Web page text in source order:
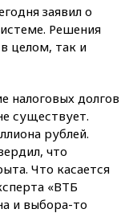
заявил о
Решения
целом, так и
налоговых долгов
существует.
рублей.
что
Что касается
«ВТБ
и выбора-то